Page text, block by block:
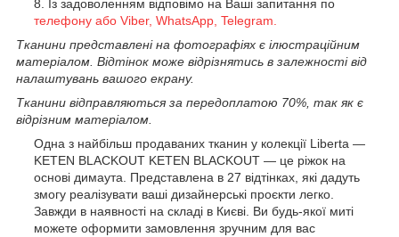
Із задоволенням відповімо на Ваші запитання по
телефону або Viber, WhatsApp, Telegram.
Тканини представлені на фотографіях є ілюстраційним
матеріалом. Відтінок може відрізнятись в залежності від
налаштувань вашого екрану.
Тканини відправляються за передоплатою 70%, так як є
відрізним матеріалом.
Одна з найбільш продаваних тканин у колекції Liberta —
KETEN BLACKOUT KETEN BLACKOUT — це ріжок на
основі димаута. Представлена в 27 відтінках, які дадуть
змогу реалізувати ваші дизайнерські проєкти легко.
Завжди в наявності на складі в Києві. Ви будь-якої миті
можете оформити замовлення зручним для вас